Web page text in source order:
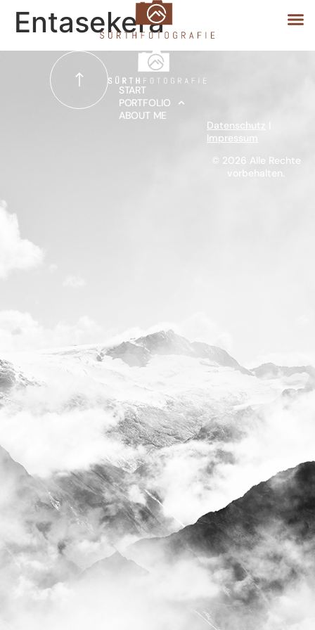
START
PORTFOLIO
Entasekera
Datenschutz
Impressum
© 2026 Alle Rechte
vorbehalten.
START
PORTFOLIO
ABOUT ME